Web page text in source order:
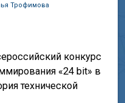
Трофимова
конкурс
«24 bit» в
технической